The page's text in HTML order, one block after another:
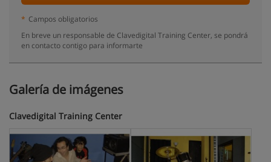
* Campos obligatorios
En breve un responsable de Clavedigital Training Center, se pondrá
en contacto contigo para informarte
Galería de imágenes
Clavedigital Training Center